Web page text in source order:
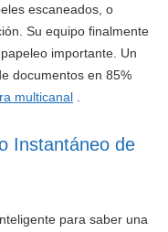
escaneados, o
Su equipo finalmente
importante. Un
documentos en 85%
multicanal
Instantáneo de
para saber una